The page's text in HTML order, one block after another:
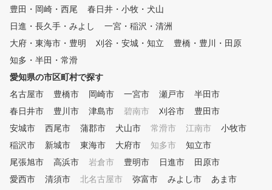
らないお悩みに寄り添い全力で
員が多くて安心、会員同士で一
緒になって楽しくレッスン！
当スクールは女性会員が約４割
を占め、他のゴルフスクールと
比べて女性比率が非常に高いの
で、会員様同士のコミニケーシ
受けていただく事ができます。
④コンペやコースレッスンでさ
らに楽しく！ 定期的にコンペ
やコースレッスンも行っており
ます。楽しみながら日頃のレッ
スンの成果を確認できると、大
豊田・岡崎・西尾
春日井・小牧・犬山
日進・長久手・みよし
一宮・稲沢・清洲
大府・東海市・豊明
刈谷・安城・知立
豊橋・豊川・田原
知多・半田・常滑
愛知県の市区町村で探す
名古屋市
豊橋市 岡崎市 一宮市 瀬戸市
半田市
春日井市
豊川市 津島市 碧南市 刈谷市
豊田市
安城市
西尾市 蒲郡市 犬山市 常滑市 江南市
小牧市
稲沢市
新城市 東海市 大府市 知多市
知立市
尾張旭市
高浜市 岩倉市 豊明市 日進市
田原市
愛西市
清須市 北名古屋市 弥富市 みよし市
あま市